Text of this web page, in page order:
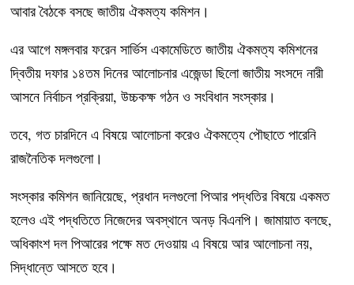
আবার বৈঠকে বসছে জাতীয় ঐকমত্য কমিশন।
এর আগে মঙ্গলবার ফরেন সার্ভিস একামেডিতে জাতীয় ঐকমত্য কমিশনের
দ্বিতীয় দফার ১৪তম দিনের আলোচনার এজেন্ডা ছিলো জাতীয় সংসদে নারী
আসনে নির্বাচন প্রক্রিয়া, উচ্চকক্ষ গঠন ও সংবিধান সংস্কার।
তবে, গত চারদিনে এ বিষয়ে আলোচনা করেও ঐকমত্যে পৌছাতে পারেনি
রাজনৈতিক দলগুলো।
সংস্কার কমিশন জানিয়েছে, প্রধান দলগুলো পিআর পদ্ধতির বিষয়ে একমত
হলেও এই পদ্ধতিতে নিজেদের অবস্থানে অনড় বিএনপি। জামায়াত বলছে,
অধিকাংশ দল পিআরের পক্ষে মত দেওয়ায় এ বিষয়ে আর আলোচনা নয়,
সিদ্ধান্তে আসতে হবে।